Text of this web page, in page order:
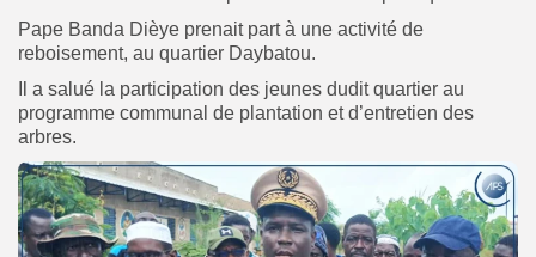
Pape Banda Dièye prenait part à une activité de
reboisement, au quartier Daybatou.
Il a salué la participation des jeunes dudit quartier au
programme communal de plantation et d’entretien des
arbres.